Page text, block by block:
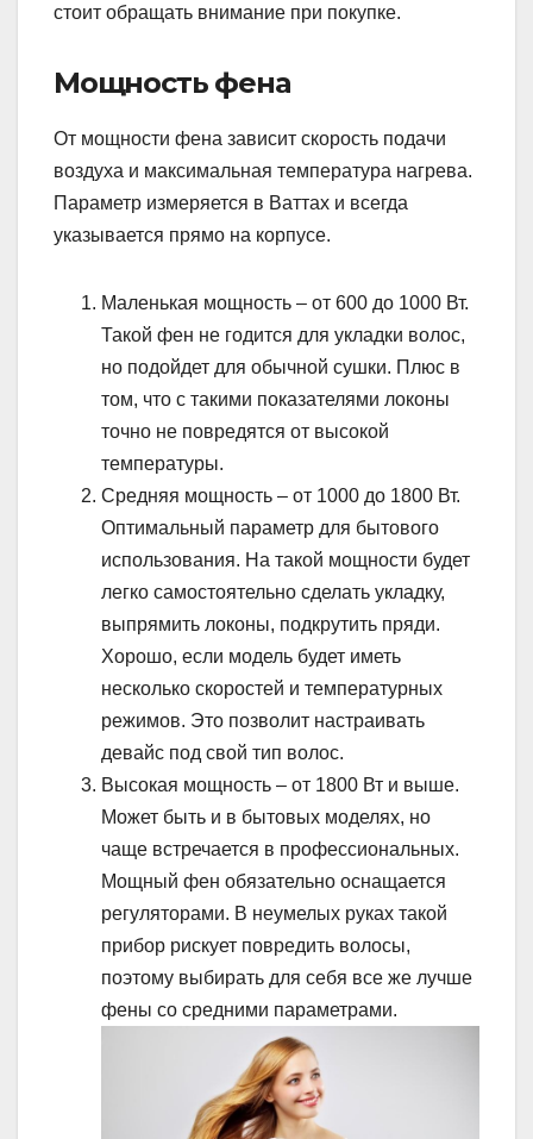
стоит обращать внимание при покупке.
Мощность фена
От мощности фена зависит скорость подачи
воздуха и максимальная температура нагрева.
Параметр измеряется в Ваттах и всегда
указывается прямо на корпусе.
Маленькая мощность – от 600 до 1000 Вт.
Такой фен не годится для укладки волос,
но подойдет для обычной сушки. Плюс в
том, что с такими показателями локоны
точно не повредятся от высокой
температуры.
Средняя мощность – от 1000 до 1800 Вт.
Оптимальный параметр для бытового
использования. На такой мощности будет
легко самостоятельно сделать укладку,
выпрямить локоны, подкрутить пряди.
Хорошо, если модель будет иметь
несколько скоростей и температурных
режимов. Это позволит настраивать
девайс под свой тип волос.
Высокая мощность – от 1800 Вт и выше.
Может быть и в бытовых моделях, но
чаще встречается в профессиональных.
Мощный фен обязательно оснащается
регуляторами. В неумелых руках такой
прибор рискует повредить волосы,
поэтому выбирать для себя все же лучше
фены со средними параметрами.